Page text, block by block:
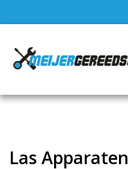
Las Apparaten